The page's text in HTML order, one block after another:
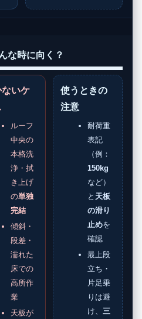
な時に向く？
ないケ
ルーフ
中央の
本格洗
浄・拭
き上げ
の単独
完結
傾斜・
段差・
濡れた
床での
高所作
業
天板が
使うときの
注意
耐荷重
表記
（例：
150kg
など）
と 天板
の滑り
止めを
確認
最上段
立ち・
片足乗
りは避
け、 三